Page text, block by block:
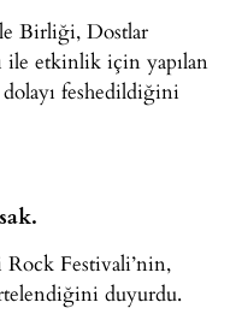
Birliği, Dostlar
ile etkinlik için yapılan
feshedildiğini
Festivali’nin,
duyurdu.